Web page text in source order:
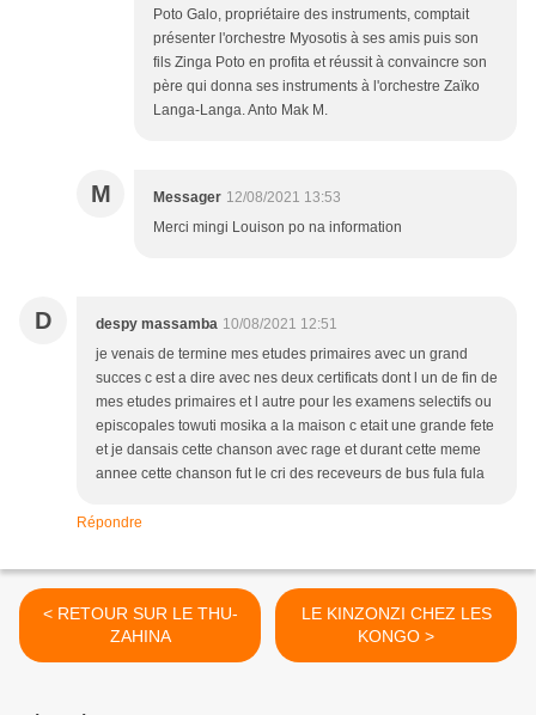
Poto Galo, propriétaire des instruments, comptait
présenter l'orchestre Myosotis à ses amis puis son
fils Zinga Poto en profita et réussit à convaincre son
père qui donna ses instruments à l'orchestre Zaïko
Langa-Langa. Anto Mak M.
M Messager 12/08/2021 13:53
Merci mingi Louison po na information
D despy massamba 10/08/2021 12:51
je venais de termine mes etudes primaires avec un grand
succes c est a dire avec nes deux certificats dont l un de fin de
mes etudes primaires et l autre pour les examens selectifs ou
episcopales towuti mosika a la maison c etait une grande fete
et je dansais cette chanson avec rage et durant cette meme
annee cette chanson fut le cri des receveurs de bus fula fula
Répondre
< RETOUR SUR LE THU-
ZAHINA
LE KINZONZI CHEZ LES
KONGO >